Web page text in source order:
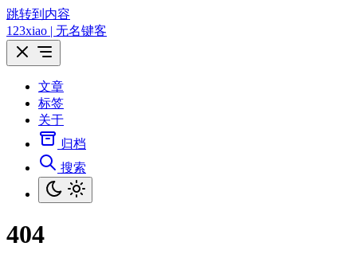
跳转到内容
123xiao | 无名键客
文章
标签
关于
归档
搜索
404